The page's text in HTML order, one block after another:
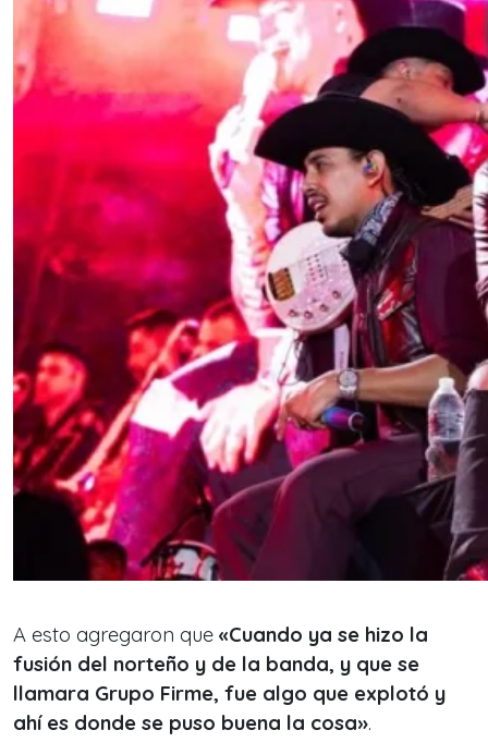
A esto agregaron que «Cuando ya se hizo la
fusión del norteño y de la banda, y que se
llamara Grupo Firme, fue algo que explotó y
ahí es donde se puso buena la cosa».